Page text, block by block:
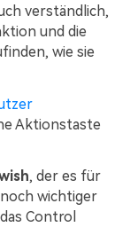
verständlich,
und die
wie sie
Aktionstaste
, der es für
wichtiger
Control